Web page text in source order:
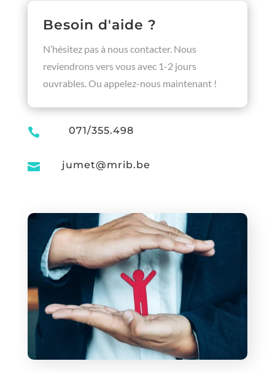
Besoin d'aide ?
N’hésitez pas à nous contacter. Nous
reviendrons vers vous avec 1-2 jours
ouvrables. Ou appelez-nous maintenant !
 071/355.498
 jumet@mrib.be